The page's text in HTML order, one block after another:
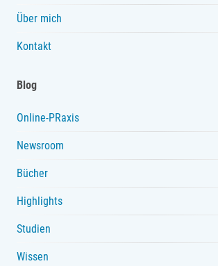
Über mich
Kontakt
Blog
Online-PRaxis
Newsroom
Bücher
Highlights
Studien
Wissen